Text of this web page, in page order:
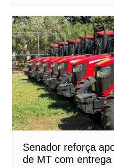
Senador reforça
de MT com